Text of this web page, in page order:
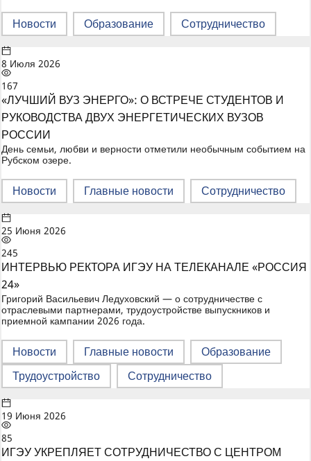
Новости Образование Сотрудничество
8 Июля 2026
167
«ЛУЧШИЙ ВУЗ ЭНЕРГО»: О ВСТРЕЧЕ СТУДЕНТОВ И
РУКОВОДСТВА ДВУХ ЭНЕРГЕТИЧЕСКИХ ВУЗОВ
РОССИИ
День семьи, любви и верности отметили необычным событием на
Рубском озере.
Новости Главные новости Сотрудничество
25 Июня 2026
245
ИНТЕРВЬЮ РЕКТОРА ИГЭУ НА ТЕЛЕКАНАЛЕ «РОССИЯ
24»
Григорий Васильевич Ледуховский — о сотрудничестве с
отраслевыми партнерами, трудоустройстве выпускников и
приемной кампании 2026 года.
Новости Главные новости
Образование
Трудоустройство
Сотрудничество
19 Июня 2026
85
ИГЭУ УКРЕПЛЯЕТ СОТРУДНИЧЕСТВО С ЦЕНТРОМ